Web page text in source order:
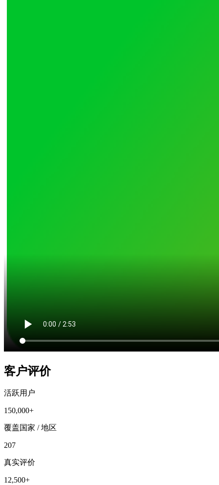
客户评价
活跃用户
150,000+
覆盖国家 / 地区
207
真实评价
12,500+